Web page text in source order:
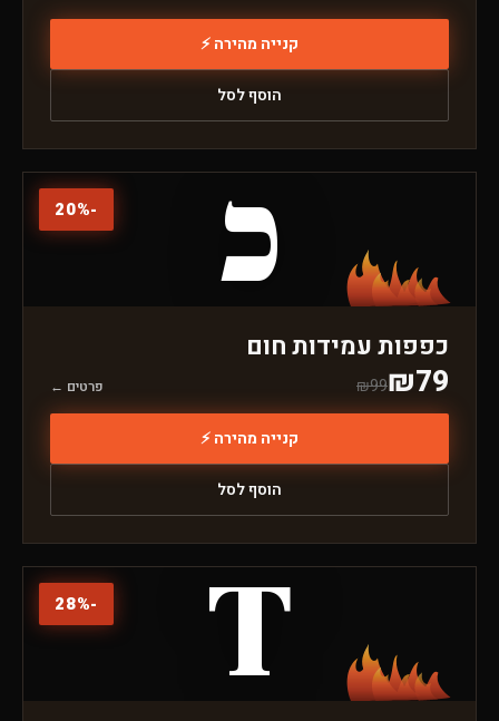
קנייה מהירה ⚡
הוסף לסל
-
20% כ
כפפות עמידות חום
₪79
₪99 פרטים ←
קנייה מהירה ⚡
הוסף לסל
-
28% T